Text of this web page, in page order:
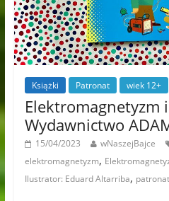
Książki Patronat wiek 12+
Elektromagnetyzm
Wydawnictwo
15/04/2023 wNaszejBajce
elektromagnetyzm,
Ilustrator: Eduard Altarriba,